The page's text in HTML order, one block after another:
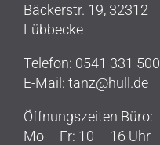
Bäckerstr. 19, 32312
Lübbecke
Telefon: 0541 331 500
E-Mail: tanz@hull.de
Öffnungszeiten Büro:
Mo – Fr: 10 – 16 Uhr